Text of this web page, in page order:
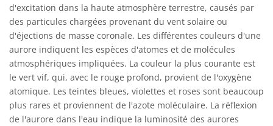
d'excitation dans la haute atmosphère terrestre, causés par
des particules chargées provenant du vent solaire ou
d'éjections de masse coronale. Les différentes couleurs d'une
aurore indiquent les espèces d'atomes et de molécules
atmosphériques impliquées. La couleur la plus courante est
le vert vif, qui, avec le rouge profond, provient de l'oxygène
atomique. Les teintes bleues, violettes et roses sont beaucoup
plus rares et proviennent de l'azote moléculaire. La réflexion
de l'aurore dans l'eau indique la luminosité des aurores